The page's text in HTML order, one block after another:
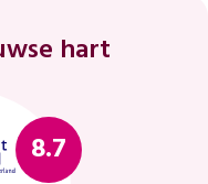
hart
8.7